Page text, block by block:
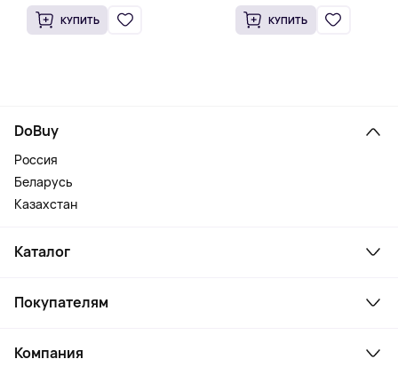
КУПИТЬ КУПИТЬ
DoBuy
Россия
Беларусь
Казахстан
Каталог
Ноутбуки, мониторы, VR
Косметика и уход
Покупателям
Как заказать
Компания